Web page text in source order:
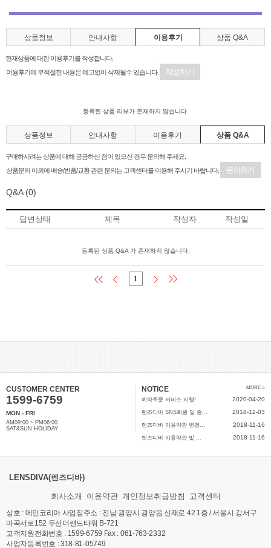
상품정보 안내사항 이용후기 상품 Q&A
현재상품에 대한 이용후기를 작성합니다.
이용후기에 부적절한 내용은 예고없이 삭제될수 있습니다.
작성하기
등록된 상품 리뷰가 존재하지 않습니다.
상품정보 안내사항 이용후기 상품 Q&A
구매하시려는 상품에 대해 궁금하신 점이 있으신 경우 문의해 주세요.
상품문의 이외에 배송/반품/교환 관련 문의는 고객센터를 이용해 주시기 바랍니다.
문의하기
Q&A(0)
답변상태 제목 작성자 작성일
등록된 상품 Q&A 가 존재하지 않습니다.
1
CUSTOMER CENTER
1599-6759
MON - FRI
AM09:00 ~ PM06:00
SAT&SUN HOLIDAY
NOTICE MORE >
예약주문 서비스 시행! 2020-04-20
렌즈디바 SNS회원 및 중... 2018-12-03
렌즈디바 이용약관 변경... 2018-11-16
렌즈디바 이용약관 및 ... 2018-11-16
LENSDIVA(렌즈디바)
회사소개 이용약관 개인정보취급방침 고객센터
상호 : 메인코리아 사업장주소 : 전남 광양시 광양읍 신재로 42 1층 / 서울시 강서구
마곡서로152 두산더랜드타워 B-721
고객지원전화번호 : 1599-6759 Fax : 061-763-2332
사업자등록번호 : 318-81-05749